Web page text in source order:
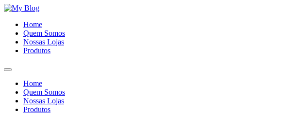
Ir
conteúdo
Home
Quem Somos
Nossas Lojas
Produtos
Home
Quem Somos
Nossas Lojas
Produtos